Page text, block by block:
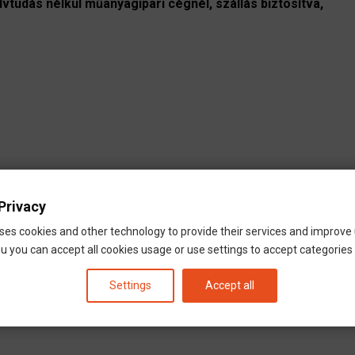
nélkül műanyagipari cégnél, szállás biztosítva,
cégnél, szállás biztosítva, Leingarten,
cookies and other technology to provide their services and improve
you can accept all cookies usage or use settings to accept categories
Settings Accept all